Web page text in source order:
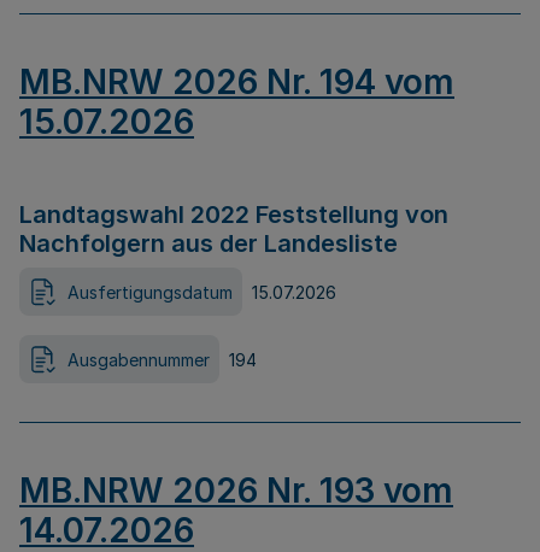
MB.NRW 2026 Nr. 194 vom
15.07.2026
Landtagswahl 2022 Feststellung von
Nachfolgern aus der Landesliste
Ausfertigungsdatum 15.07.2026
Ausgabennummer 194
MB.NRW 2026 Nr. 193 vom
14.07.2026